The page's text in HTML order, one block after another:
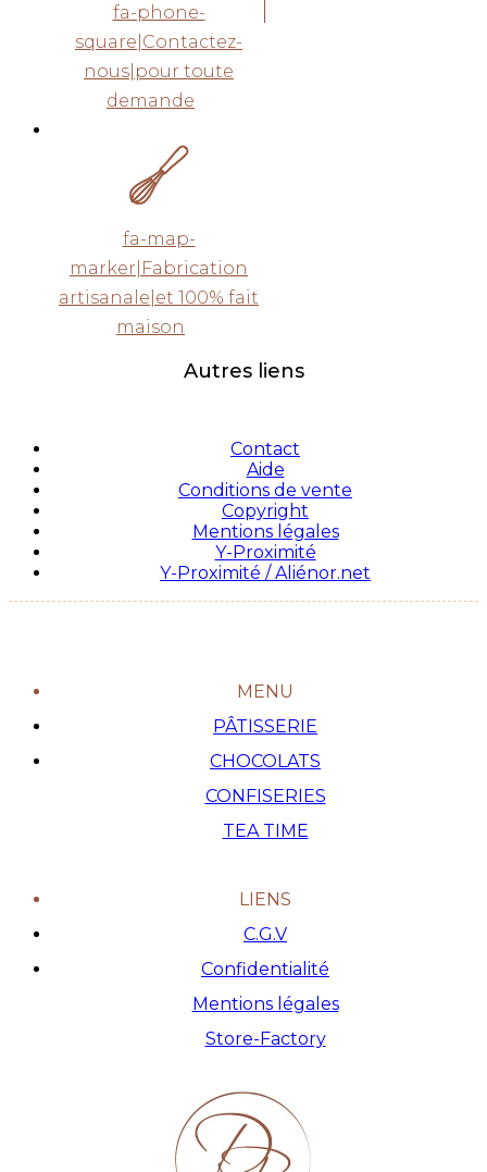
fa-phone-
square|Contactez-
nous|pour toute
demande
fa-map-
marker|Fabrication
artisanale|et 100% fait
maison
Autres liens
Contact
Aide
Conditions de vente
Copyright
Mentions légales
Y-Proximité
Y-Proximité / Aliénor.net
MENU
PÂTISSERIE
CHOCOLATS
CONFISERIES
TEA TIME
LIENS
C.G.V
Confidentialité
Mentions légales
Store-Factory